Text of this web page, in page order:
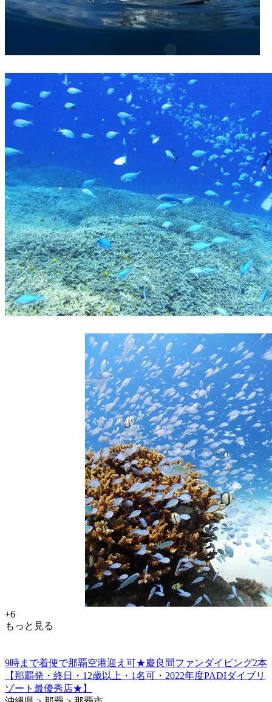
+6
もっと見る
9時まで着便で那覇空港迎え可★慶良間ファンダイビング2本
【那覇発・終日・12歳以上・1名可・2022年度PADIダイブリ
ゾート最優秀店★】